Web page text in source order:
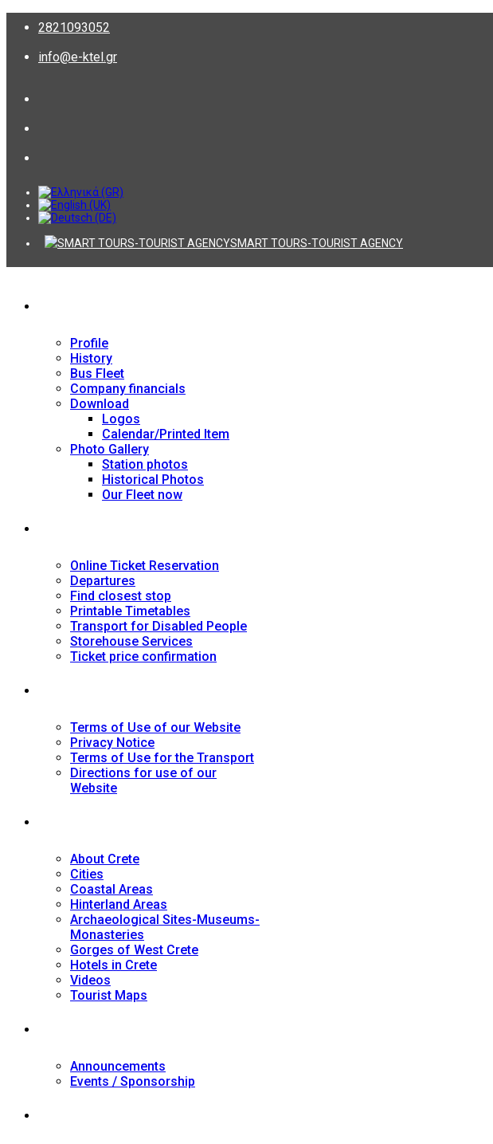
2821093052
info@e-ktel.gr
SMART TOURS-TOURIST AGENCY
Profile
History
Bus Fleet
Company financials
Download
Logos
Calendar/Printed Item
Photo Gallery
Station photos
Historical Photos
Our Fleet now
Online Ticket Reservation
Departures
Find closest stop
Printable Timetables
Transport for Disabled People
Storehouse Services
Ticket price confirmation
Terms of Use of our Website
Privacy Notice
Terms of Use for the Transport
Directions for use of our
Website
About Crete
Cities
Coastal Areas
Hinterland Areas
Archaeological Sites-Museums-
Monasteries
Gorges of West Crete
Hotels in Crete
Videos
Tourist Maps
Announcements
Events / Sponsorship